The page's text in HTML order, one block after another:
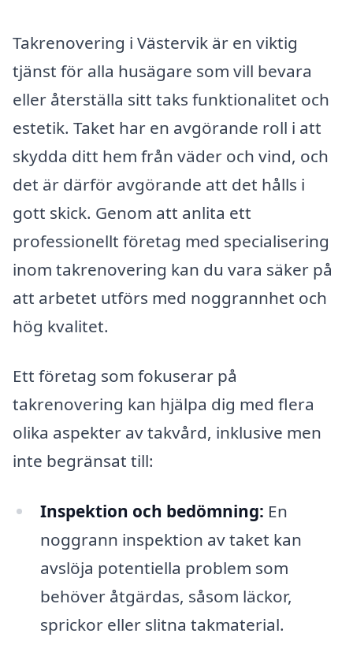
Takrenovering i Västervik är en viktig
tjänst för alla husägare som vill bevara
eller återställa sitt taks funktionalitet och
estetik. Taket har en avgörande roll i att
skydda ditt hem från väder och vind, och
det är därför avgörande att det hålls i
gott skick. Genom att anlita ett
professionellt företag med specialisering
inom takrenovering kan du vara säker på
att arbetet utförs med noggrannhet och
hög kvalitet.
Ett företag som fokuserar på
takrenovering kan hjälpa dig med flera
olika aspekter av takvård, inklusive men
inte begränsat till:
Inspektion och bedömning: En
noggrann inspektion av taket kan
avslöja potentiella problem som
behöver åtgärdas, såsom läckor,
sprickor eller slitna takmaterial.